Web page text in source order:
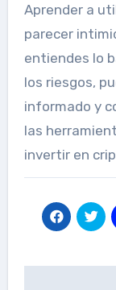
Aprender a
parecer
entiendes lo
los riesgos,
informado y
las
invertir en